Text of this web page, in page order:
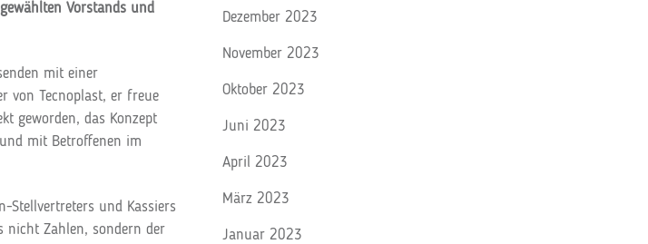
Vorstands und
mit einer
von Tecnoplast, er freue
geworden, das Konzept
mit Betroffenen im
Stellvertreters und Kassiers
nicht Zahlen, sondern der
Dezember 2023
November 2023
Oktober 2023
Juni 2023
April 2023
März 2023
Januar 2023